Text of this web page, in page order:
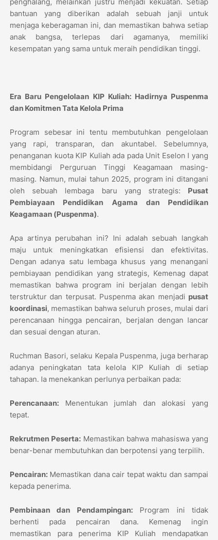
bantuan yang diberikan adalah sebuah janji untuk
menjaga keberagaman ini, dan memastikan bahwa setiap
anak bangsa, terlepas dari agamanya, memiliki
kesempatan yang sama untuk meraih pendidikan tinggi.
Era Baru Pengelolaan KIP Kuliah: Hadirnya Puspenma
dan Komitmen Tata Kelola Prima
Program sebesar ini tentu membutuhkan pengelolaan
yang rapi, transparan, dan akuntabel. Sebelumnya,
penanganan kuota KIP Kuliah ada pada Unit Eselon I yang
membidangi Perguruan Tinggi Keagamaan masing-
masing. Namun, mulai tahun 2025, program ini ditangani
oleh sebuah lembaga baru yang strategis: Pusat
Pembiayaan Pendidikan Agama dan Pendidikan
Keagamaan (Puspenma).
Apa artinya perubahan ini? Ini adalah sebuah langkah
maju untuk meningkatkan efisiensi dan efektivitas.
Dengan adanya satu lembaga khusus yang menangani
pembiayaan pendidikan yang strategis, Kemenag dapat
memastikan bahwa program ini berjalan dengan lebih
terstruktur dan terpusat. Puspenma akan menjadi pusat
koordinasi, memastikan bahwa seluruh proses, mulai dari
perencanaan hingga pencairan, berjalan dengan lancar
dan sesuai dengan aturan.
Ruchman Basori, selaku Kepala Puspenma, juga berharap
adanya peningkatan tata kelola KIP Kuliah di setiap
tahapan. Ia menekankan perlunya perbaikan pada:
Perencanaan: Menentukan jumlah dan alokasi yang
tepat.
Rekrutmen Peserta:Memastikan bahwa mahasiswa yang
benar-benar membutuhkan dan berpotensi yang terpilih.
Pencairan: Memastikan dana cair tepat waktu dan sampai
kepada penerima.
Pembinaan dan Pendampingan:Program ini tidak
berhenti pada pencairan dana. Kemenag ingin
memastikan para penerima KIP Kuliah mendapatkan